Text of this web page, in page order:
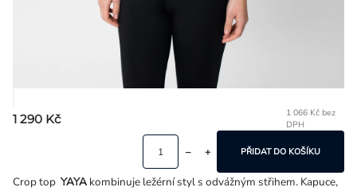
1 290 Kč
1 066 Kč bez
DPH
PŘIDAT DO KOŠÍKU
Crop top YAYAkombinuje ležérní styl s odvážným střihem. Kapuce,